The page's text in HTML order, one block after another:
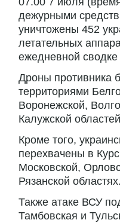
дежурными
уничтожены 452
летательных
ежедневной
Дроны противника
территориями
Воронежской,
Калужской
Кроме того,
перехвачены в
Московской,
Рязанской областях.
Также атаке ВСУ
Тамбовская и